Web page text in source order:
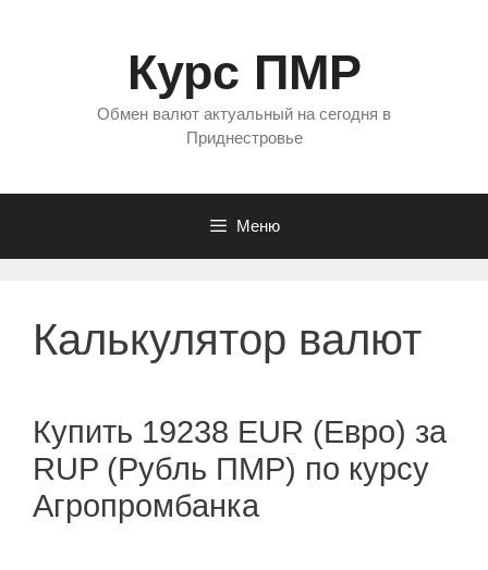
Курс ПМР
Обмен валют актуальный на сегодня в
Приднестровье
Меню
Калькулятор валют
Купить 19238 EUR (Евро) за
RUP (Рубль ПМР) по курсу
Агропромбанка